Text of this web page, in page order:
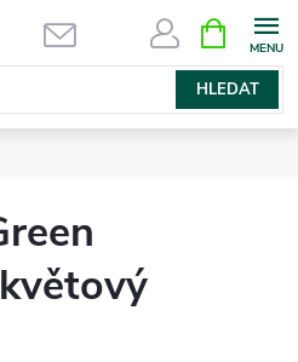
HLEDAT
NÁKUPNÍ
KOŠÍK